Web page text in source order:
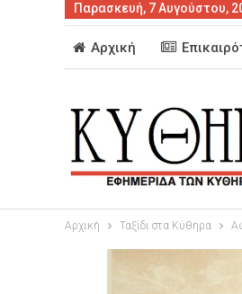
Παρασκευή, 7 Αυγούστου,
Αρχική
Αρχική Ταξίδι στα Κύθηρα